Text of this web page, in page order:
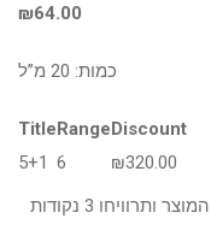
₪64.00
כמות: 20 מ”ל
TitleRangeDiscount
5+1 6 ₪320.00